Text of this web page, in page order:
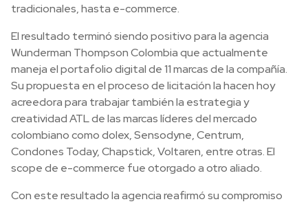
tradicionales, hasta e-commerce.
El resultado terminó siendo positivo para la agencia
Wunderman Thompson Colombia que actualmente
maneja el portafolio digital de 11 marcas de la compañía.
Su propuesta en el proceso de licitación la hacen hoy
acreedora para trabajar también la estrategia y
creatividad ATL de las marcas líderes del mercado
colombiano como dolex, Sensodyne, Centrum,
Condones Today, Chapstick, Voltaren, entre otras. El
scope de e-commerce fue otorgado a otro aliado.
Con este resultado la agencia reafirmó su compromiso